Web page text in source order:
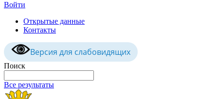
Войти
Открытые данные
Контакты
Версия для слабовидящих
Поиск
Все результаты